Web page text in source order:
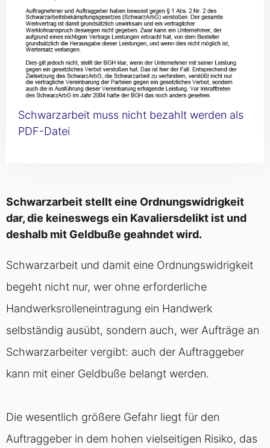
Schwarzarbeit muss nicht bezahlt werden als
PDF-Datei
Schwarzarbeit stellt eine Ordnungswidrigkeit
dar, die keineswegs ein Kavaliersdelikt ist und
deshalb mit Geldbuße geahndet wird.
Schwarzarbeit und damit eine Ordnungswidrigkeit
begeht nicht nur, wer ohne erforderliche
Handwerksrolleneintragung ein Handwerk
selbständig ausübt, sondern auch, wer Aufträge an
Schwarzarbeiter vergibt: auch der Auftraggeber
kann mit einer Geldbuße belangt werden.
Die wesentlich größere Gefahr liegt für den
Auftraggeber in dem hohen vielseitigen Risiko, das